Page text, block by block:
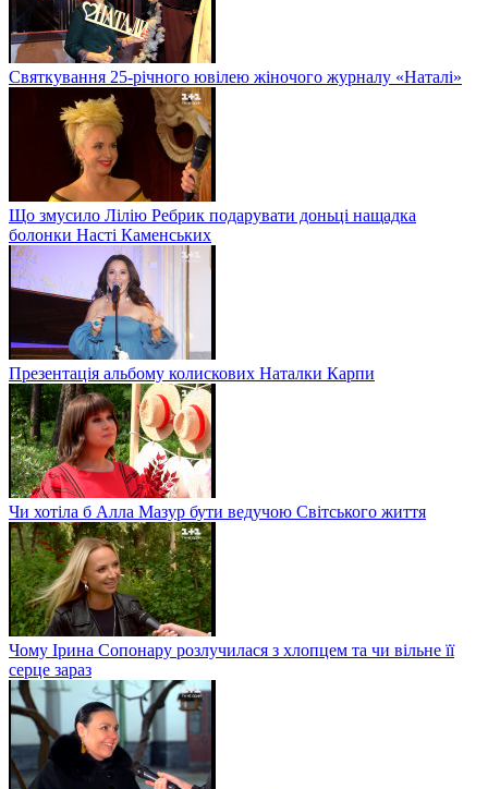
Святкування 25-річного ювілею жіночого журналу «Наталі»
Що змусило Лілію Ребрик подарувати доньці нащадка
болонки Насті Каменських
Презентація альбому колискових Наталки Карпи
Чи хотіла б Алла Мазур бути ведучою Світського життя
Чому Ірина Сопонару розлучилася з хлопцем та чи вільне її
серце зараз